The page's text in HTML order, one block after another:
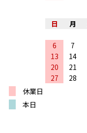
日
月
6
7
13
14
20
21
27
28
休業日
本日